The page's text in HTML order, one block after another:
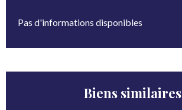
Pas d'informations disponibles
Biens similaires